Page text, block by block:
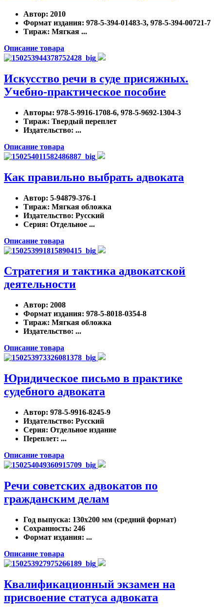
Автор: 2010
Формат издания: 978-5-394-01483-3, 978-5-394-00721-7
Тираж: Мягкая ...
Описание товара
Искусство речи в суде присяжных.
Учебно-практическое пособие
Авторы: 978-5-9916-1708-6, 978-5-9692-1304-3
Тираж: Твердый переплет
Издательство: ...
Описание товара
Как правильно выбрать адвоката
Автор: 5-94879-376-1
Тираж: Мягкая обложка
Издательство: Русский
Серия: Отдельное ...
Описание товара
Стратегия и тактика адвокатской
деятельности
Автор: 2008
Формат издания: 978-5-8018-0354-8
Тираж: Мягкая обложка
Издательство: ...
Описание товара
Юридическое письмо в практике
судебного адвоката
Автор: 978-5-9916-8245-9
Издательство: Русский
Серия: Отдельное издание
Переплет: ...
Описание товара
Речи советских адвокатов по
гражданским делам
Год выпуска: 130х200 мм (средний формат)
Сохранность: 246
Формат издания: ...
Описание товара
Квалификационный экзамен на
присвоение статуса адвоката